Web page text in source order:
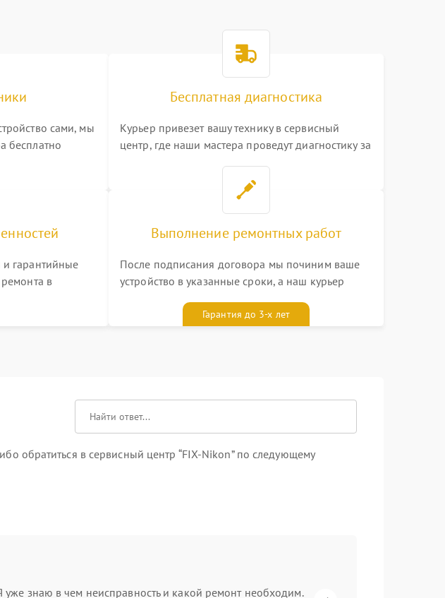
сами, мы
бесплатно
Бесплатная диагностика
Курьер привезет вашу технику в сервисный
центр, где наши мастера проведут диагностику за
и гарантийные
в
Выполнение ремонтных работ
После подписания договора мы починим ваше
устройство в указанные сроки, а наш курьер
талоном бесплатноГарантия до 3-х лет
обратиться в сервисный центр “FIX-Nikon” по следующему
уже знаю в чем неисправность и какой ремонт необходим.